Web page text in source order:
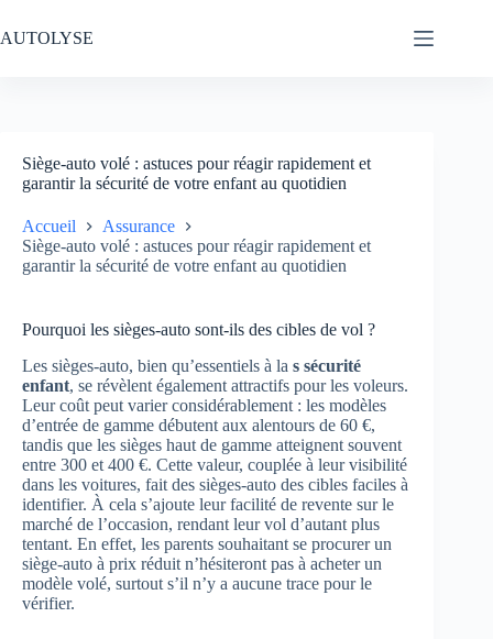
au
contenu
AUTOLYSE
Siège-auto volé : astuces pour réagir rapidement et
garantir la sécurité de votre enfant au quotidien
Accueil
Assurance
Siège-auto volé : astuces pour réagir rapidement et
garantir la sécurité de votre enfant au quotidien
Pourquoi les sièges-auto sont-ils des cibles de vol ?
Les sièges-auto, bien qu’essentiels à la s sécurité
enfant, se révèlent également attractifs pour les voleurs.
Leur coût peut varier considérablement : les modèles
d’entrée de gamme débutent aux alentours de 60 €,
tandis que les sièges haut de gamme atteignent souvent
entre 300 et 400 €. Cette valeur, couplée à leur visibilité
dans les voitures, fait des sièges-auto des cibles faciles à
identifier. À cela s’ajoute leur facilité de revente sur le
marché de l’occasion, rendant leur vol d’autant plus
tentant. En effet, les parents souhaitant se procurer un
siège-auto à prix réduit n’hésiteront pas à acheter un
modèle volé, surtout s’il n’y a aucune trace pour le
vérifier.